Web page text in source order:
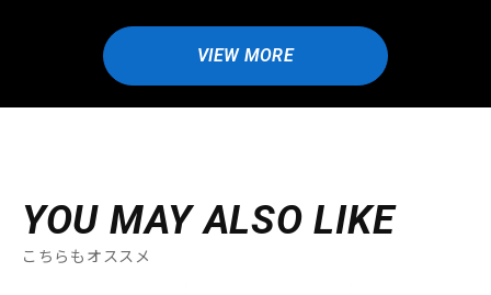
VIEW MORE
YOU MAY ALSO LIKE
こちらもオススメ